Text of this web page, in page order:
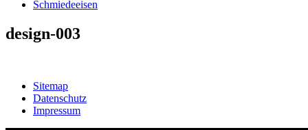
Schmiedeeisen
design-003
Sitemap
Datenschutz
Impressum